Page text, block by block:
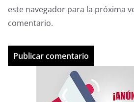
este navegador para la próxima
comentario.